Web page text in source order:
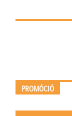
PROMÓCIÓ